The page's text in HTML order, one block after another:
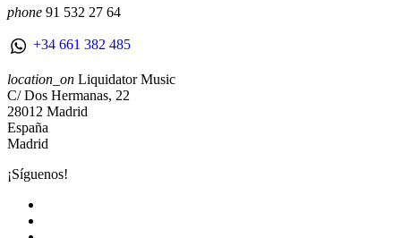
phone 91 532 27 64
+34 661 382 485
location_on Liquidator Music
C/ Dos Hermanas, 22
28012 Madrid
España
Madrid
¡Síguenos!